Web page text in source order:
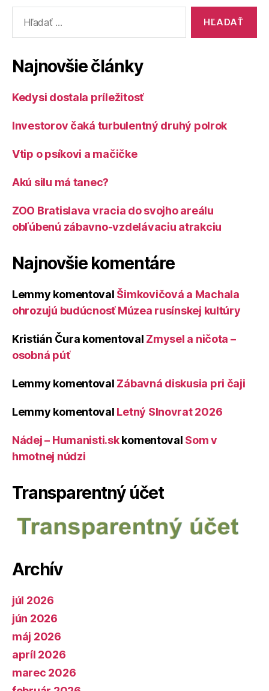
Najnovšie články
Kedysi dostala príležitosť
Investorov čaká turbulentný druhý polrok
Vtip o psíkovi a mačičke
Akú silu má tanec?
ZOO Bratislava vracia do svojho areálu
obľúbenú zábavno-vzdelávaciu atrakciu
Najnovšie komentáre
Lemmy komentoval Šimkovičová a Machala
ohrozujú budúcnosť Múzea rusínskej kultúry
Kristián Čura komentoval Zmysel a ničota –
osobná púť
Lemmy komentoval Zábavná diskusia pri čaji
Lemmy komentoval Letný Slnovrat 2026
Nádej – Humanisti.skkomentoval Som v
hmotnej núdzi
Transparentný účet
Archív
júl 2026
jún 2026
máj 2026
apríl 2026
marec 2026